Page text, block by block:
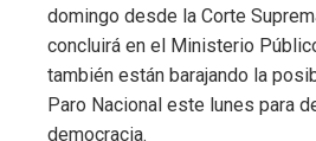
domingo desde la Corte
concluirá en el Ministerio
también están barajando la
Paro Nacional este lunes para
democracia.